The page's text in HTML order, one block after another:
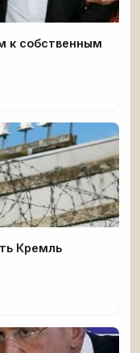
к собственным
Кремль